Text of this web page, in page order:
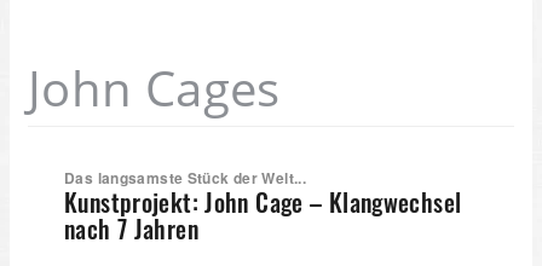
John Cages
Das langsamste Stück der Welt...
Kunstprojekt: John Cage – Klangwechsel
nach 7 Jahren